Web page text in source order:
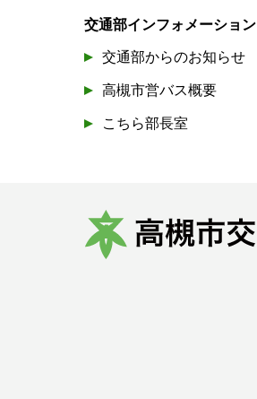
交通部インフォメーション
交通部からのお知らせ
高槻市営バス概要
こちら部長室